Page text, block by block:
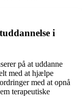
i
på at uddanne
med at hjælpe
med at opnå
terapeutiske